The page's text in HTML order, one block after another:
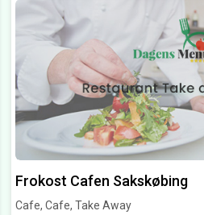
Frokost Cafen Sakskøbing
Cafe, Cafe, Take Away